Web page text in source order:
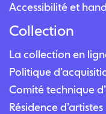
Accessibilité et
Collection
La collection en
Politique
Comité technique
Résidence d’artistes